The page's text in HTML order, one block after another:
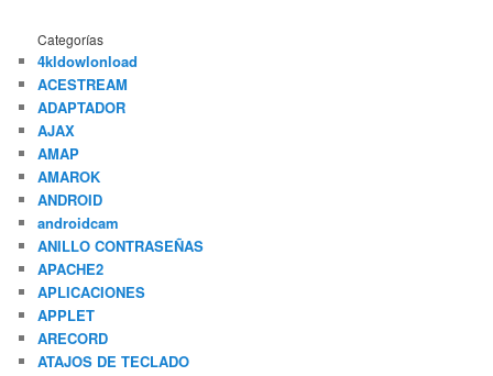
Categorías
4kldowlonload
ACESTREAM
ADAPTADOR
AJAX
AMAP
AMAROK
ANDROID
androidcam
ANILLO CONTRASEÑAS
APACHE2
APLICACIONES
APPLET
ARECORD
ATAJOS DE TECLADO